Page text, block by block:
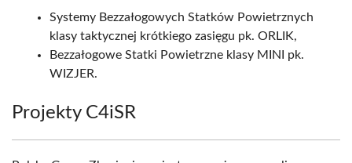
Systemy Bezzałogowych Statków Powietrznych
klasy taktycznej krótkiego zasięgu pk. ORLIK,
Bezzałogowe Statki Powietrzne klasy MINI pk.
WIZJER.
Projekty C4iSR